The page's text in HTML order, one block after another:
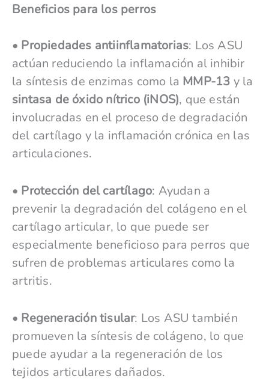
Beneficios para los perros
• Propiedades antiinflamatorias: Los ASU
actúan reduciendo la inflamación al inhibir
la síntesis de enzimas como la MMP-13 y la
sintasa de óxido nítrico (iNOS), que están
involucradas en el proceso de degradación
del cartílago y la inflamación crónica en las
articulaciones.
• Protección del cartílago: Ayudan a
prevenir la degradación del colágeno en el
cartílago articular, lo que puede ser
especialmente beneficioso para perros que
sufren de problemas articulares como la
artritis.
• Regeneración tisular: Los ASU también
promueven la síntesis de colágeno, lo que
puede ayudar a la regeneración de los
tejidos articulares dañados.